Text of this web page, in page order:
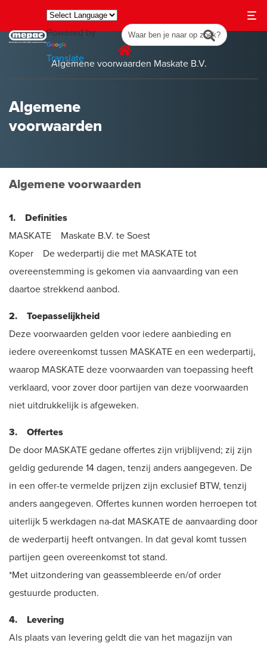
Powered by
Translate
Algemene voorwaarden Maskate B.V.
Algemene
voorwaarden
Algemene voorwaarden
1. Definities
MASKATE Maskate B.V. te Soest
Koper De wederpartij die met MASKATE tot
overeenstemming is gekomen via aanvaarding van een
daartoe strekkend aanbod.
2. Toepasselijkheid
Deze voorwaarden gelden voor iedere aanbieding en
iedere overeenkomst tussen MASKATE en een wederpartij,
waarop MASKATE deze voorwaarden van toepassing heeft
verklaard, voor zover door partijen van deze voorwaarden
niet uitdrukkelijk is afgeweken.
3. Offertes
De door MASKATE gedane offertes zijn vrijblijvend; zij zijn
geldig gedurende 14 dagen, tenzij anders aangegeven. De
in een offer-te vermelde prijzen zijn exclusief BTW, tenzij
anders aangegeven. Offertes kunnen worden herroepen tot
uiterlijk 5 werkdagen na-dat MASKATE de aanvaarding door
de wederpartij heeft ontvangen. In dat geval komt tussen
partijen geen overeenkomst tot stand.
*Met uitzondering van geassembleerde en/of order
gestuurde producten.
4. Levering
Als plaats van levering geldt die van het magazijn van